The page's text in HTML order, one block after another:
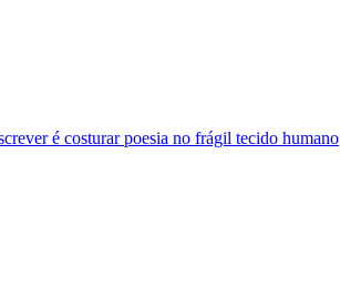
é costurar poesia no frágil tecido humano